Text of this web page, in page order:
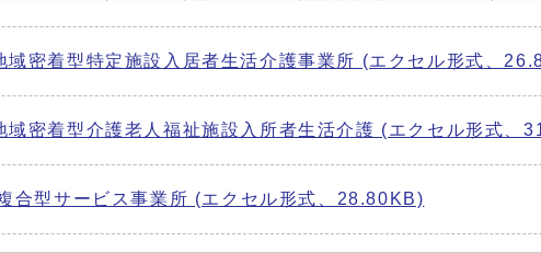
域密着型特定施設入居者生活介護事業所 (エクセル形式、
域密着型介護老人福祉施設入所者生活介護 (エクセル形式、
合型サービス事業所 (エクセル形式、28.80KB)